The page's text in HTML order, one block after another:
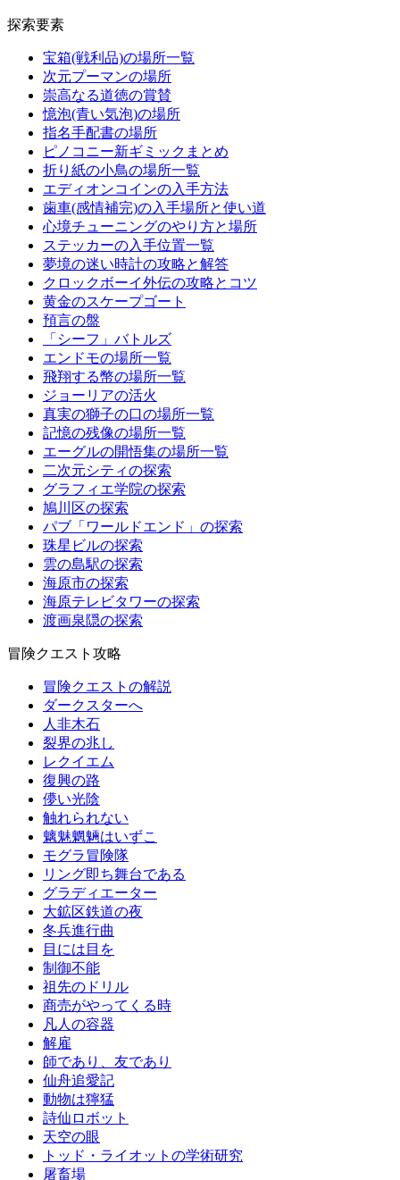
探索要素
宝箱(戦利品)の場所一覧
次元プーマンの場所
崇高なる道徳の賞賛
憶泡(青い気泡)の場所
指名手配書の場所
ピノコニー新ギミックまとめ
折り紙の小鳥の場所一覧
エディオンコインの入手方法
歯車(感情補完)の入手場所と使い道
心境チューニングのやり方と場所
ステッカーの入手位置一覧
夢境の迷い時計の攻略と解答
クロックボーイ外伝の攻略とコツ
黄金のスケープゴート
預言の盤
「シーフ」バトルズ
エンドモの場所一覧
飛翔する幣の場所一覧
ジョーリアの活火
真実の獅子の口の場所一覧
記憶の残像の場所一覧
エーグルの開悟集の場所一覧
二次元シティの探索
グラフィエ学院の探索
鳩川区の探索
パブ「ワールドエンド」の探索
珠星ビルの探索
雲の島駅の探索
海原市の探索
海原テレビタワーの探索
渡画泉隠の探索
冒険クエスト攻略
冒険クエストの解説
ダークスターへ
人非木石
裂界の兆し
レクイエム
復興の路
儚い光陰
触れられない
魑魅魍魎はいずこ
モグラ冒険隊
リング即ち舞台である
グラディエーター
大鉱区鉄道の夜
冬兵進行曲
目には目を
制御不能
祖先のドリル
商売がやってくる時
凡人の容器
解雇
師であり、友であり
仙舟追愛記
動物は獰猛
詩仙ロボット
天空の眼
トッド・ライオットの学術研究
屠畜場